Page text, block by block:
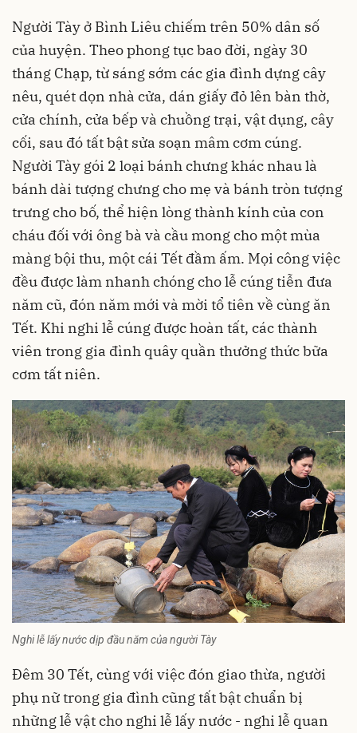
Người Tày ở Bình Liêuchiếm trên 50% dân số
của huyện. Theo phong tục bao đời, ngày 30
tháng Chạp, từ sáng sớm các gia đình dựng cây
nêu, quét dọn nhà cửa, dán giấy đỏ lên bàn thờ,
cửa chính, cửa bếp và chuồng trại, vật dụng, cây
cối, sau đó tất bật sửa soạn mâm cơm cúng.
Người Tày gói 2 loại bánh chưng khác nhau là
bánh dài tượng chưng cho mẹ và bánh tròn tượng
trưng cho bố, thể hiện lòng thành kính của con
cháu đối với ông bà và cầu mong cho một mùa
màng bội thu, một cái Tết đầm ấm. Mọi công việc
đều được làm nhanh chóng cho lễ cúng tiễn đưa
năm cũ, đón năm mới và mời tổ tiên về cùng ăn
Tết. Khi nghi lễ cúng được hoàn tất, các thành
viên trong gia đình quây quần thưởng thức bữa
cơm tất niên.
Nghi lễ lấy nước dịp đầu năm của người Tày
Đêm 30 Tết, cùng với việc đón giao thừa, người
phụ nữ trong gia đình cũng tất bật chuẩn bị
những lễ vật cho nghi lễ lấy nước - nghi lễ quan